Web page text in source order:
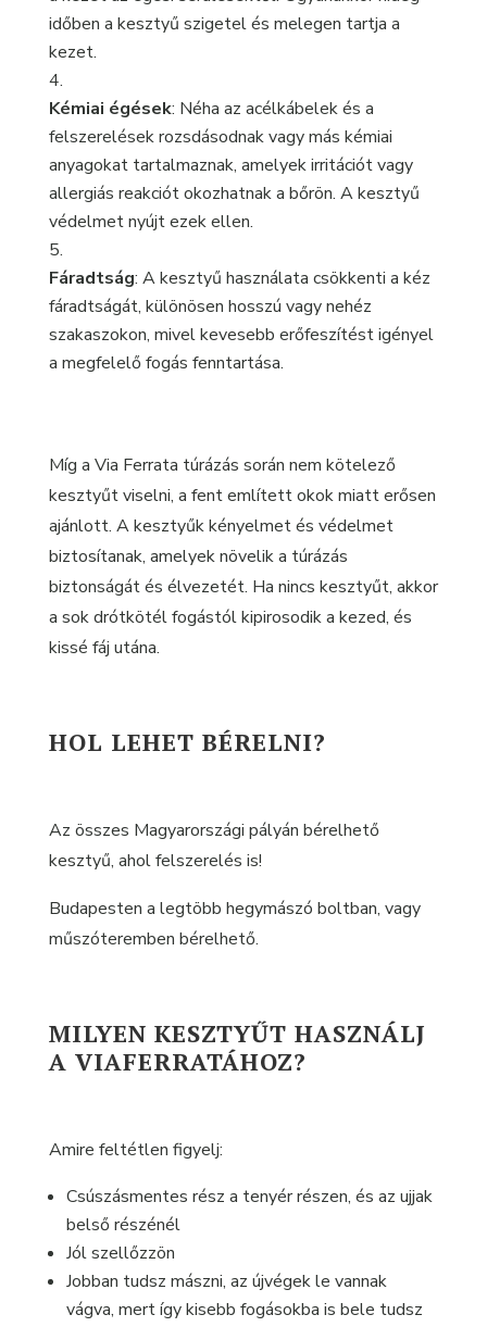
időben a kesztyű szigetel és melegen tartja a
kezet.
Kémiai égések: Néha az acélkábelek és a
felszerelések rozsdásodnak vagy más kémiai
anyagokat tartalmaznak, amelyek irritációt vagy
allergiás reakciót okozhatnak a bőrön. A kesztyű
védelmet nyújt ezek ellen.
Fáradtság: A kesztyű használata csökkenti a kéz
fáradtságát, különösen hosszú vagy nehéz
szakaszokon, mivel kevesebb erőfeszítést igényel
a megfelelő fogás fenntartása.
Míg a Via Ferrata túrázás során nem kötelező
kesztyűt viselni, a fent említett okok miatt erősen
ajánlott. A kesztyűk kényelmet és védelmet
biztosítanak, amelyek növelik a túrázás
biztonságát és élvezetét. Ha nincs kesztyűt, akkor
a sok drótkötél fogástól kipirosodik a kezed, és
kissé fáj utána.
HOL LEHET BÉRELNI?
Az összes Magyarországi pályán bérelhető
kesztyű, ahol felszerelés is!
Budapesten a legtöbb hegymászó boltban, vagy
műszóteremben bérelhető.
MILYEN KESZTYŰT HASZNÁLJ
A VIAFERRATÁHOZ?
Amire feltétlen figyelj:
Csúszásmentes rész a tenyér részen, és az ujjak
belső részénél
Jól szellőzzön
Jobban tudsz mászni, az újvégek le vannak
vágva, mert így kisebb fogásokba is bele tudsz